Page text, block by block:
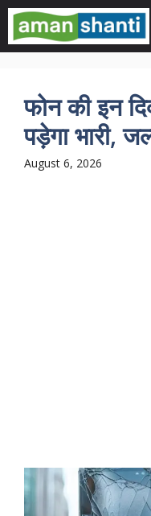
Skip
content
फोन की इन
पड़ेगा भारी,
August 6, 2026